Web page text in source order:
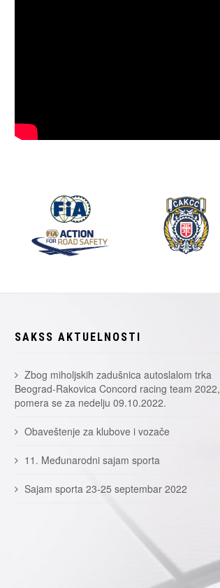
SAKSS AKTUELNOSTI
Zbog miholjskih zadušnica autoslalom trka
Beograd-Rakovica Concord racing team 2022,
pomera se za nedelju 09.10.2022.
Obaveštenje za klubove i vozače
11. Međunarodni sajam sporta
Sajam sporta 23-25 septembar 2022